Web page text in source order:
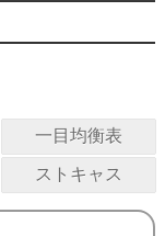
一目均衡表
ストキャス